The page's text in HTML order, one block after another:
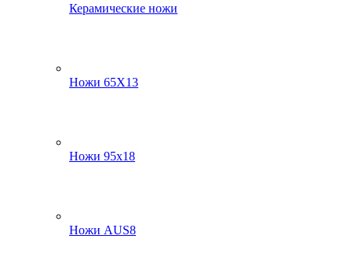
Керамические ножи
Ножи 65Х13
Ножи 95х18
Ножи AUS8